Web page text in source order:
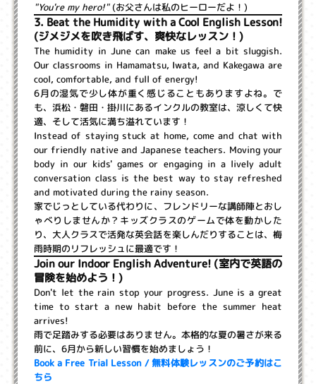
"You're my hero!"(お父さんは私のヒーローだよ！)
3. Beat the Humidity with a Cool English Lesson!
(ジメジメを吹き飛ばす、爽快なレッスン！)
The humidity in June can make us feel a bit sluggish.
Our classrooms in Hamamatsu, Iwata, and Kakegawa are
cool, comfortable, and full of energy!
6月の湿気で少し体が重く感じることもありますよね。で
も、浜松・磐田・掛川にあるインクルの教室は、涼しくて快
適、そして活気に満ち溢れています！
Instead of staying stuck at home, come and chat with
our friendly native and Japanese teachers. Moving your
body in our kids' games or engaging in a lively adult
conversation class is the best way to stay refreshed
and motivated during the rainy season.
家でじっとしている代わりに、フレンドリーな講師陣とおし
ゃべりしませんか？キッズクラスのゲームで体を動かした
り、大人クラスで活発な英会話を楽しんだりすることは、梅
雨時期のリフレッシュに最適です！
Join our Indoor English Adventure! (室内で英語の
冒険を始めよう！)
Don't let the rain stop your progress. June is a great
time to start a new habit before the summer heat
arrives!
雨で足踏みする必要はありません。本格的な夏の暑さが来る
前に、6月から新しい習慣を始めましょう！
Book a Free Trial Lesson / 無料体験レッスンのご予約はこ
ちら